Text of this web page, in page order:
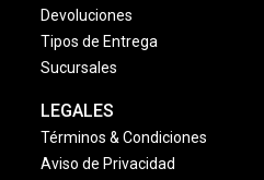
Devoluciones
Tipos de Entrega
Sucursales
LEGALES
Términos & Condiciones
Aviso de Privacidad